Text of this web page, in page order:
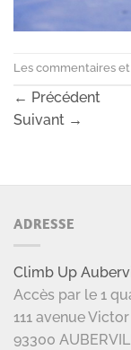
Les commentaires
← Précédent
Suivant →
ADRESSE
Climb Up
Accès par le 1
111 avenue
93300